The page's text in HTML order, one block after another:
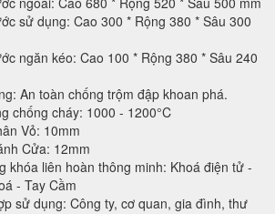
sử dụng: Cao 300 * Rộng 380 * Sâu 300
ngăn kéo: Cao 100 * Rộng 380 * Sâu 240
An toàn chống trộm đập khoan phá.
chống cháy: 1000 - 1200°C
Vỏ: 10mm
Cửa: 12mm
khóa liên hoàn thông minh: Khoá điện tử -
- Tay Cầm
sử dụng: Công ty, cơ quan, gia đình, thư